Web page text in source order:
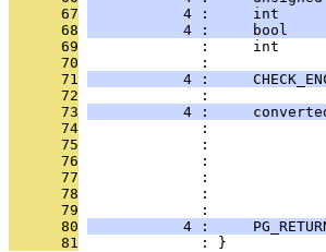
      67
4 :     int
      68
4 :     bool
      69
:     int
      70
              :
      71
4 :
      72
              :
      73
4 :
      74
:
      75
:
      76
:
      77
:
      78
:
      79
              :
      80
4 :
      81
              : }